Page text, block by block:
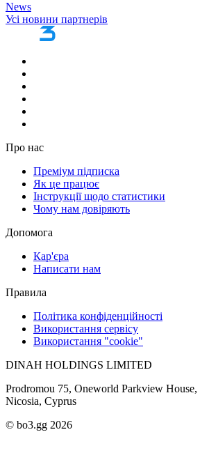
News
Усі новини партнерів
Про нас
Преміум підписка
Як це працює
Інструкції щодо статистики
Чому нам довіряють
Допомога
Кар'єра
Написати нам
Правила
Політика конфіденційності
Використання сервісу
Використання "cookie"
DINAH HOLDINGS LIMITED
Prodromou 75, Oneworld Parkview
Nicosia, Cyprus
© bo3.gg 2026